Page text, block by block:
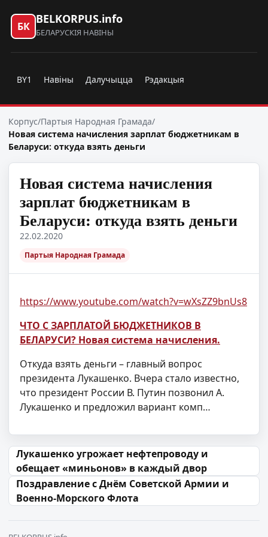
БК
BELKORPUS.info
БЕЛАРУСКІЯ НАВІНЫ
BY1 Навіны Далучыцца Рэдакцыя
Корпус/Партыя Народная Грамада/
Новая система начисления зарплат бюджетникам в
Беларуси: откуда взять деньги
Новая система начисления
зарплат бюджетникам в
Беларуси: откуда взять деньги
22.02.2020
Партыя Народная Грамада
https://www.youtube.com/watch?v=wXsZZ9bnUs8
ЧТО С ЗАРПЛАТОЙ БЮДЖЕТНИКОВ В
БЕЛАРУСИ? Новая система начисления.
Откуда взять деньги – главный вопрос
президента Лукашенко. Вчера стало известно,
что президент России В. Путин позвонил А.
Лукашенко и предложил вариант комп…
Навігацыя па запісах
Лукашенко угрожает нефтепроводу и
обещает «миньонов» в каждый двор
Поздравление с Днём Советской Армии и
Военно-Морского Флота